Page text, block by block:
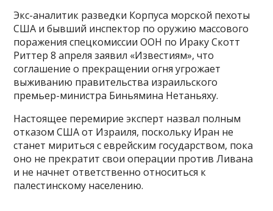
Экс-аналитик разведки Корпуса морской пехоты
США и бывший инспектор по оружию массового
поражения спецкомиссии ООН по Ираку Скотт
Риттер 8 апреля заявил «Известиям», что
соглашение о прекращении огня угрожает
выживанию правительства израильского
премьер-министра Биньямина Нетаньяху.
Настоящее перемирие эксперт назвал полным
отказом США от Израиля, поскольку Иран не
станет мириться с еврейским государством, пока
оно не прекратит свои операции против Ливана
и не начнет ответственно относиться к
палестинскому населению.